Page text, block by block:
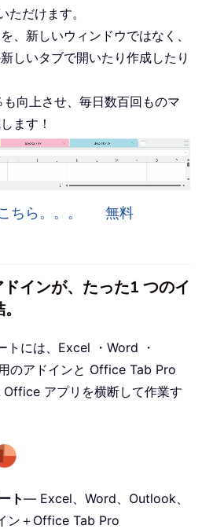
だけます。
、新しいウィンドウではなく、
しいタブで開いたり作成したり
向上させ、毎日数百回ものマ
ます！
ちら。。。
無料
インが、たった1 つのイ
トには、Excel ・Word ・
のアドインと Office Tab Pro
アプリを横断して作業す
ト— Excel、Word、Outlook、
ン＋Office Tab Pro